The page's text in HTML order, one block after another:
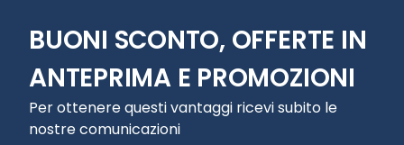
BUONI SCONTO, OFFERTE IN
ANTEPRIMA E PROMOZIONI
Per ottenere questi vantaggi ricevi subito le
nostre comunicazioni